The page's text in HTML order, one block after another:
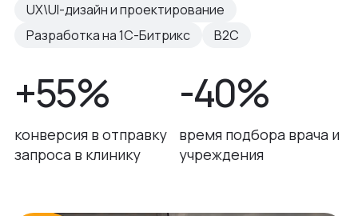
UX\UI-дизайн и проектирование
Разработка на 1С-Битрикс
B2C
+55%
конверсия в отправку
запроса в клинику
-40%
время подбора врача и
учреждения